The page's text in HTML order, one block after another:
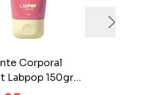
Corporal
Labpop 150gr